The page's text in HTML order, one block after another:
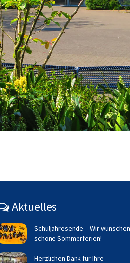
Aktuelles
Schuljahresende – Wir wünschen
schöne Sommerferien!
Herzlichen Dank für Ihre